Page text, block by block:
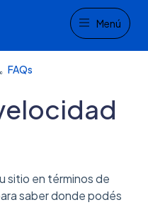
Menu
Menú
FAQs
sitio en términos de
saber donde podés